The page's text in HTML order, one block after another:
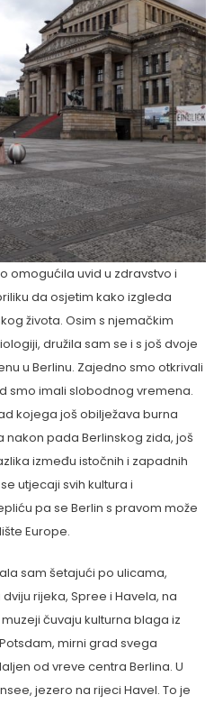
omogućila uvid u zdravstvo i
da osjetim kako izgleda
života. Osim s njemačkim
družila sam se i s još dvoje
u Berlinu. Zajedno smo otkrivali
smo imali slobodnog vremena.
kojega još obilježava burna
nakon pada Berlinskog zida, još
između istočnih i zapadnih
utjecaji svih kultura i
pa se Berlin s pravom može
Europe.
sam šetajući po ulicama,
rijeka, Spree i Havela, na
čuvaju kulturna blaga iz
mirni grad svega
od vreve centra Berlina. U
jezero na rijeci Havel. To je